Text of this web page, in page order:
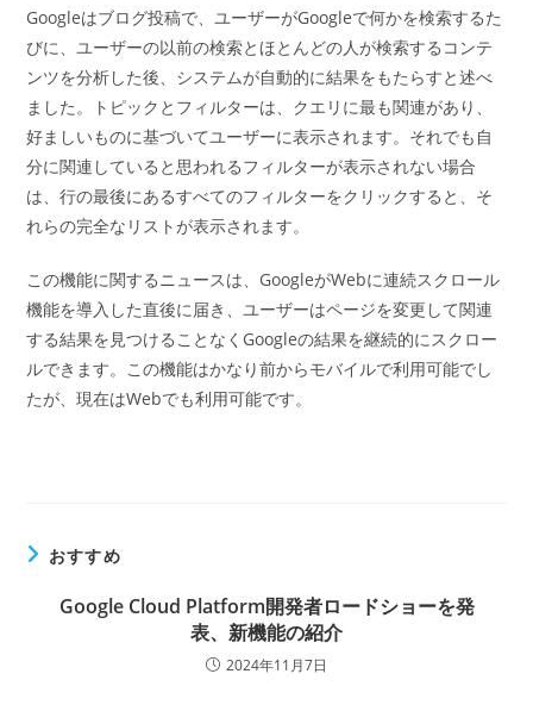
Googleはブログ投稿で、ユーザーがGoogleで何かを検索するた
びに、ユーザーの以前の検索とほとんどの人が検索するコンテ
ンツを分析した後、システムが自動的に結果をもたらすと述べ
ました。トピックとフィルターは、クエリに最も関連があり、
好ましいものに基づいてユーザーに表示されます。それでも自
分に関連していると思われるフィルターが表示されない場合
は、行の最後にあるすべてのフィルターをクリックすると、そ
れらの完全なリストが表示されます。
この機能に関するニュースは、GoogleがWebに連続スクロール
機能を導入した直後に届き、ユーザーはページを変更して関連
する結果を見つけることなくGoogleの結果を継続的にスクロー
ルできます。この機能はかなり前からモバイルで利用可能でし
たが、現在はWebでも利用可能です。
おすすめ
Google Cloud Platform開発者ロードショーを発
表、新機能の紹介
2024年11月7日